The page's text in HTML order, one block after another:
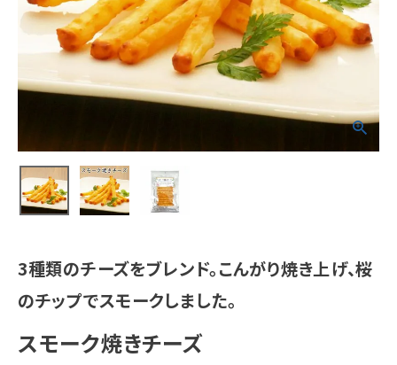
ご利用ガイド
直営店
3種類のチーズをブレンド。こんがり焼き上げ、桜
のチップでスモークしました。
スモーク焼きチーズ